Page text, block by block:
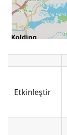
Etkinleştir